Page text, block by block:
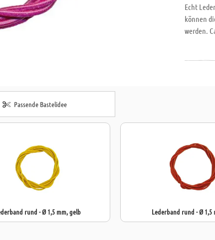
Echt
können
werden.
Passende Bastelidee
rund - Ø 1,5 mm, gelb Lederband rund - Ø 1,5